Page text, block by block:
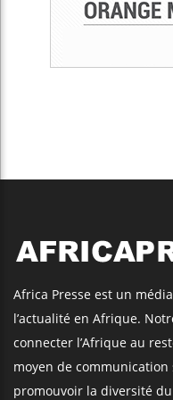
Africa Presse est un
l’actualité en Afrique.
connecter l’Afrique au
moyen de
promouvoir la diversité